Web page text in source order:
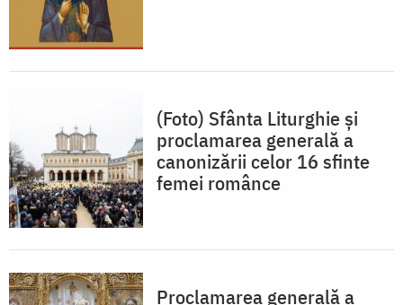
(Foto) Sfânta Liturghie și
proclamarea generală a
canonizării celor 16 sfinte
femei românce
Proclamarea generală a